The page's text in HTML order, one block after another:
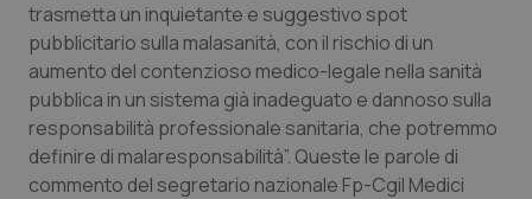
Basilicata
Calabria
Campania
Artrite & artrosi
Asma & BPCO
Car-T
QS Club Newsletter
trasmetta un inquietante e suggestivo spot
pubblicitario sulla malasanità, con il rischio di un
aumento del contenzioso medico-legale nella sanità
pubblica in un sistema già inadeguato e dannoso sulla
responsabilità professionale sanitaria, che potremmo
definire di malaresponsabilità”. Queste le parole di
commento del segretario nazionale Fp-Cgil Medici